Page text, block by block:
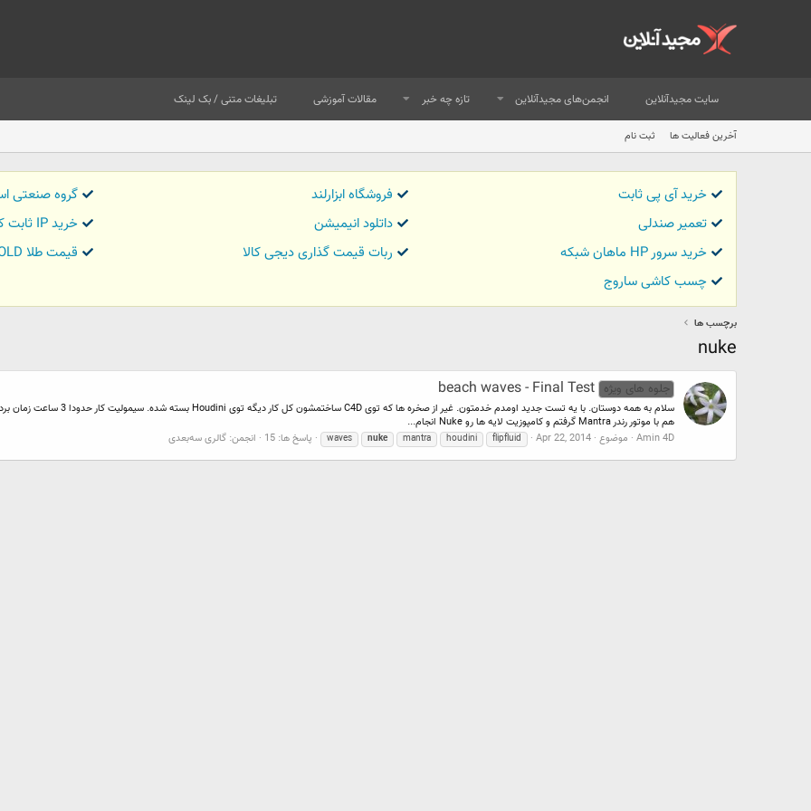
سایت مجیدآنلاین انجمن‌های مجیدآنلاین تازه چه خبر مقالات آموزشی تبلیغات متنی / بک لینک
آخرین فعالیت ها ثبت نام
خرید آی پی ثابت فروشگاه ابزارلند
گروه صنعتی
تعمیر صندلی
داتلود انیمیشن
خرید IP ثابت کاور تریدر
خرید سرور HP ماهان شبکه
ربات قیمت گذاری دیجی کالا
قیمت طلا GOLD
چسب کاشی ساروج
برچسب ها
nuke
جلوه های ویژه beach waves - Final Test
هم با موتور رندر Mantra گرفتم و کامپوزیت لایه ها رو Nuke انجام...
Amin 4D موضوع Apr 22, 2014
flipfluid
houdini
mantra
nuke
waves پاسخ ها: 15 انجمن: گالری سه‌بعدی